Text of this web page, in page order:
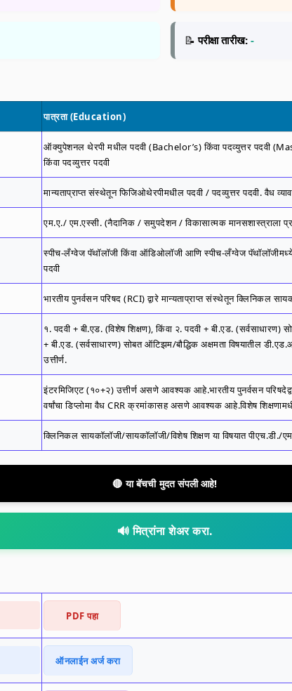
📝परीक्षा तारीख: -
पात्रता (Education)
ऑक्युपेशनल थेरपी मधील पदवी (Bachelor’s) किंवा पदव्युत्तर पदवी
किंवा पदव्युत्तर पदवी
मान्यताप्राप्त संस्थेतून फिजिओथेरपीमधील पदवी / पदव्युत्तर पदवी. वैध
एम.ए./ एम.एस्सी. (नैदानिक ​​/ समुपदेशन / विकासात्मक मानसशास्त्राला
स्पीच-लँग्वेज पॅथॉलॉजी किंवा ऑडिओलॉजी आणि स्पीच-लँग्वेज
पदवी
भारतीय पुनर्वसन परिषद (RCI) द्वारे मान्यताप्राप्त संस्थेतून क्लिनिकल
१. पदवी + बी.एड. (विशेष शिक्षण), किंवा २. पदवी + बी.एड. (सर्वसाधारण)
+ बी.एड. (सर्वसाधारण) सोबत ऑटिझम/बौद्धिक अक्षमता विषयातील
उत्तीर्ण.
इंटरमिजिएट (१०+२) उत्तीर्ण असणे आवश्यक आहे.भारतीय पुनर्वसन
वर्षांचा डिप्लोमा वैध CRR क्रमांकासह असणे आवश्यक आहे.विशेष
क्लिनिकल सायकॉलॉजी/सायकॉलॉजी/विशेष शिक्षण या विषयात पीएच.डी./
🔴 या बॅचची मुदत संपली आहे!
🔊 मित्रांना शेअर करा.
PDF पहा
ऑनलाईन अर्ज करा